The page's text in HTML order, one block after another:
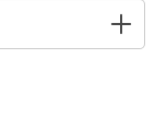
Wert